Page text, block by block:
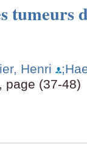
tumeurs
Henri
page (37-48)